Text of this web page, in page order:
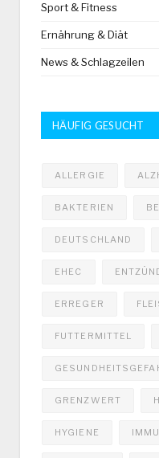
Sport & Fitness
Ernährung & Diät
News & Schlagzeilen
HÄUFIG GESUCHT
ALLERGIE
BAKTERIEN
DEUTSCHLAND
EHEC
ERREGER
FUTTERMITTEL
GRENZWERT
HYGIENE